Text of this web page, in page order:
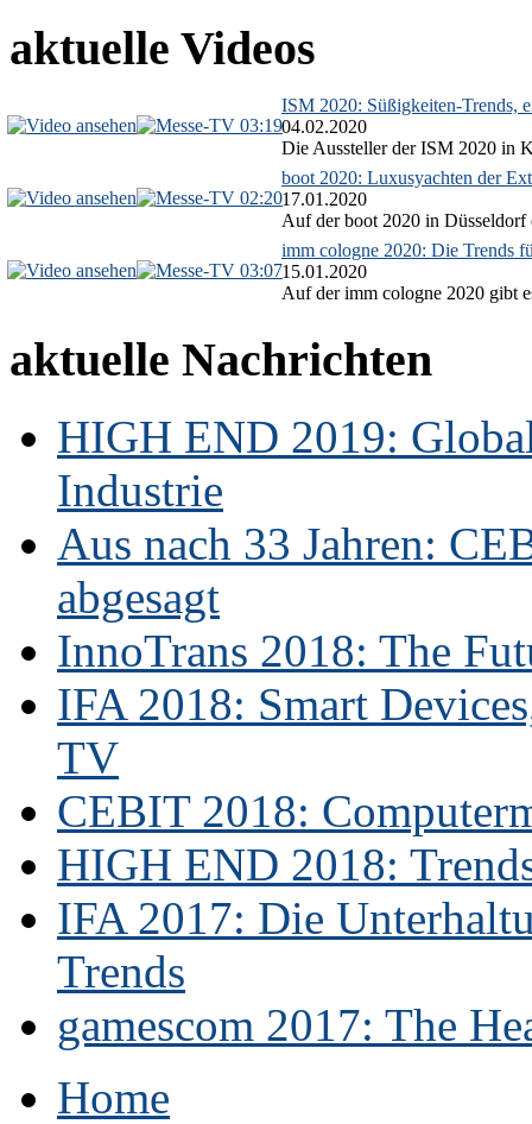
aktuelle Videos
03:19
ISM 2020: Süßigkeiten-Trends,
04.02.2020
Die Aussteller der ISM 2020 in
02:20
boot 2020: Luxusyachten der
17.01.2020
Auf der boot 2020 in Düsseldorf
03:07
imm cologne 2020: Die Trends
15.01.2020
Auf der imm cologne 2020 gibt
aktuelle Nachrichten
HIGH END 2019:
Industrie
Aus nach 33 Jahren:
abgesagt
InnoTrans 2018: The
IFA 2018: Smart
TV
CEBIT 2018:
HIGH END 2018:
IFA 2017: Die
Trends
gamescom 2017: The
Home